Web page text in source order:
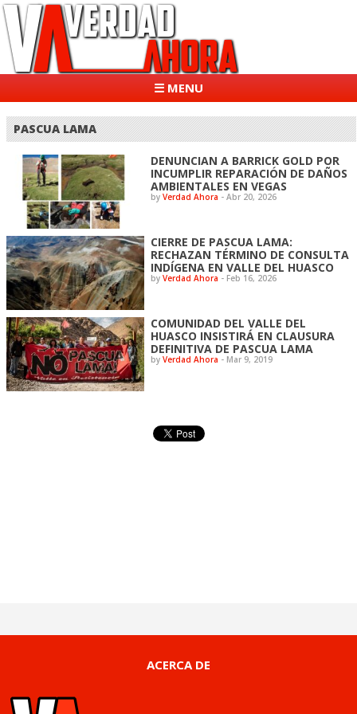
☰ MENU
PASCUA LAMA
DENUNCIAN A BARRICK GOLD POR
INCUMPLIR REPARACIÓN DE DAÑOS
AMBIENTALES EN VEGAS
byVerdad Ahora - Abr 20, 2026
CIERRE DE PASCUA LAMA:
RECHAZAN TÉRMINO DE CONSULTA
INDÍGENA EN VALLE DEL HUASCO
byVerdad Ahora - Feb 16, 2026
COMUNIDAD DEL VALLE DEL
HUASCO INSISTIRÁ EN CLAUSURA
DEFINITIVA DE PASCUA LAMA
byVerdad Ahora - Mar 9, 2019
ACERCA DE